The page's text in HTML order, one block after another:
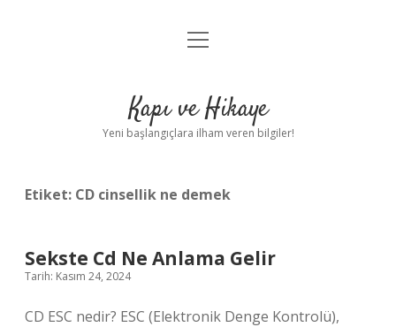
Anasayfa
Yasal Uyarı
menüyü
Kapı ve Hikaye
Yeni başlangıçlara ilham veren bilgiler!
Etiket: CD cinsellik ne demek
Sekste Cd Ne Anlama Gelir
Tarih: Kasım 24, 2024
CD ESC nedir? ESC (Elektronik Denge Kontrolü),